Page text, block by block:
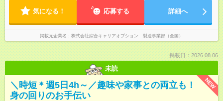
気になる！ 応募する 詳細へ
掲載元企業名 株式会社綜合キャリアオプション 製造事業部（全国）
掲載日：2026.08.06
未読
NEW
＼時短＊週5日4h～／趣味や家事との両立も！
身の回りのお手伝い